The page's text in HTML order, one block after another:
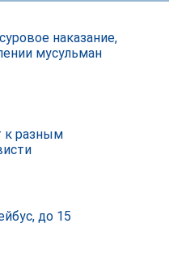
наказание,
мусульман
к разным
до 15